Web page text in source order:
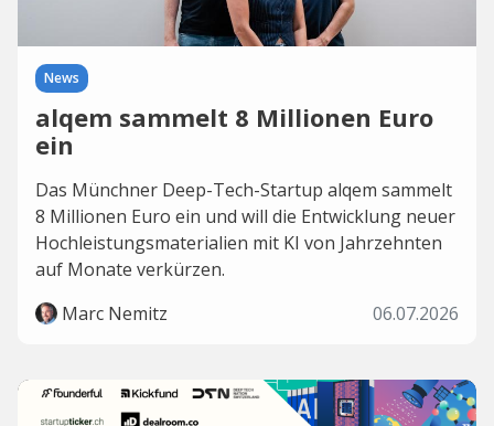
News
alqem sammelt 8 Millionen Euro
ein
Das Münchner Deep-Tech-Startup alqem sammelt
8 Millionen Euro ein und will die Entwicklung neuer
Hochleistungsmaterialien mit KI von Jahrzehnten
auf Monate verkürzen.
Marc Nemitz
06.07.2026